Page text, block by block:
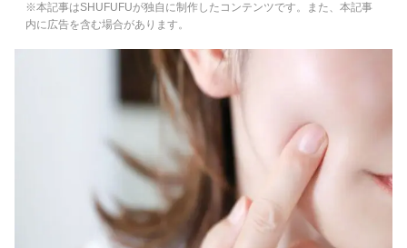
※本記事はSHUFUFUが独自に制作したコンテンツです。また、本記事
内に広告を含む場合があります。